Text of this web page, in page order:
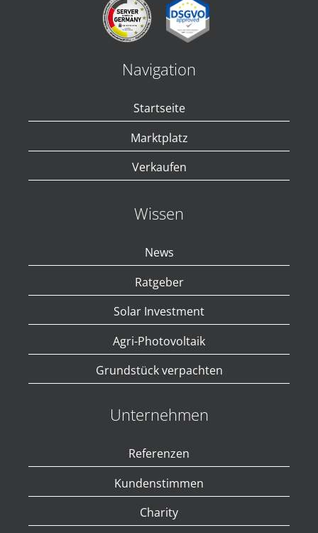
Navigation
Startseite
Marktplatz
Verkaufen
Wissen
News
Ratgeber
Solar Investment
Agri-Photovoltaik
Grundstück verpachten
Unternehmen
Referenzen
Kundenstimmen
Charity